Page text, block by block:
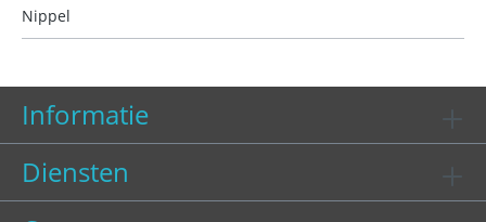
Nippel
Informatie
Diensten